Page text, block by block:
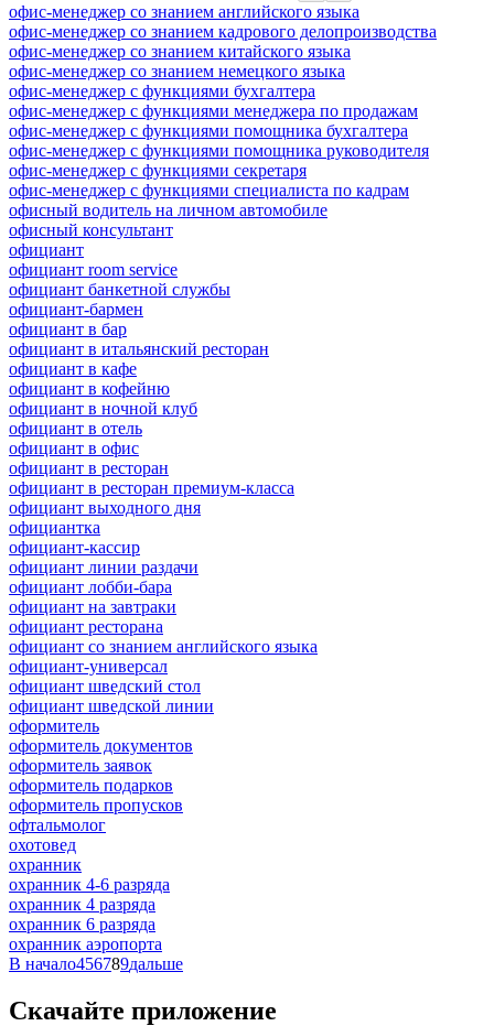
офис-менеджер со знанием английского языка
офис-менеджер со знанием кадрового делопроизводства
офис-менеджер со знанием китайского языка
офис-менеджер со знанием немецкого языка
офис-менеджер с функциями бухгалтера
офис-менеджер с функциями менеджера по продажам
офис-менеджер с функциями помощника бухгалтера
офис-менеджер с функциями помощника руководителя
офис-менеджер с функциями секретаря
офис-менеджер с функциями специалиста по кадрам
офисный водитель на личном автомобиле
офисный консультант
официант
официант room service
официант банкетной службы
официант-бармен
официант в бар
официант в итальянский ресторан
официант в кафе
официант в кофейню
официант в ночной клуб
официант в отель
официант в офис
официант в ресторан
официант в ресторан премиум-класса
официант выходного дня
официантка
официант-кассир
официант линии раздачи
официант лобби-бара
официант на завтраки
официант ресторана
официант со знанием английского языка
официант-универсал
официант шведский стол
официант шведской линии
оформитель
оформитель документов
оформитель заявок
оформитель подарков
оформитель пропусков
офтальмолог
охотовед
охранник
охранник 4-6 разряда
охранник 4 разряда
охранник 6 разряда
охранник аэропорта
В начало456789дальше
Скачайте приложение